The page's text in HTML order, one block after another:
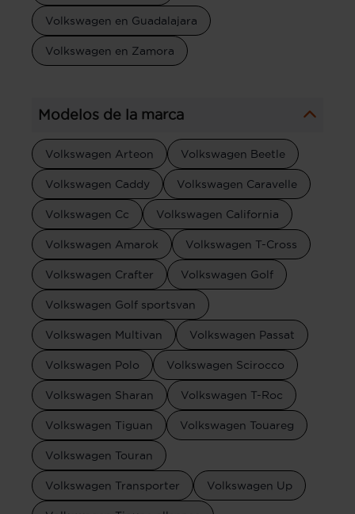
Volkswagen en Guadalajara
Volkswagen en Zamora
Modelos de la marca
Volkswagen Arteon Volkswagen Beetle
Volkswagen Caddy Volkswagen Caravelle
Volkswagen Cc Volkswagen California
Volkswagen Amarok Volkswagen T-Cross
Volkswagen Crafter Volkswagen Golf
Volkswagen Golf sportsvan
Volkswagen Multivan Volkswagen Passat
Volkswagen Polo Volkswagen Scirocco
Volkswagen Sharan Volkswagen T-Roc
Volkswagen Tiguan Volkswagen Touareg
Volkswagen Touran
Volkswagen Transporter Volkswagen Up